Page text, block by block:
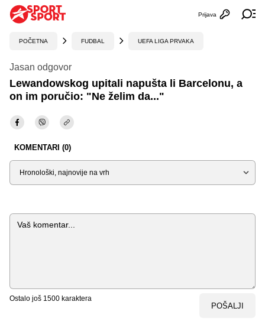
Otvori
Prijava
POČETNA FUDBAL UEFA LIGA PRVAKA
Jasan odgovor
Lewandowskog upitali napušta li Barcelonu, a
on im poručio: "Ne želim da..."
KOMENTARI (0)
Sortiraj
Komentar
Ostalo još 1500 karaktera
POŠALJI